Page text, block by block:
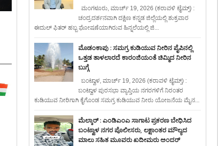
ಮಂಗಳೂರು, ಮಾರ್ಚ್ 19, 2026 (ಕರಾವಳಿ ಟೈಮ್ಸ್) :
ಚಂದ್ರದರ್ಶನವಾಗಿ ದಕ್ಷಿಣ ಕನ್ನಡ ಜಿಲ್ಲೆಯಲ್ಲಿ ಶುಕ್ರವಾರ
ಈದುಲ್ ಫಿತರ್ ಹಬ್ಬ ಘೋಷಣೆಯಾಗಿರುವ ಹಿನ್ನಲೆಯಲ್ಲಿ ಜಿ...
ಮೊಡಂಕಾಪು : ಸಮಗ್ರ ಕುಡಿಯುವ ನೀರಿನ ಪೈಪಿನಲ್ಲಿ
ಒತ್ತಡ ತಾಳಲಾರದೆ ಕಾರಂಜಿಯಂತೆ ಚಿಮ್ಮಿದ ನೀರಿನ
ಬುಗ್ಗೆ
ಬಂಟ್ವಾಳ, ಮಾರ್ಚ್ 19, 2026 (ಕರಾವಳಿ ಟೈಮ್ಸ್) :
ಬಂಟ್ವಾಳ ಪುರಸಭಾ ವ್ಯಾಪ್ತಿಯ ನಗರಗಳಿಗೆ ನಿರಂತರ
ಕುಡಿಯುವ ನೀರಿಗಾಗಿ ಕೈಗೊಂಡ ಸಮಗ್ರ ಕುಡಿಯುವ ನೀರು ಯೋಜನೆಯ ಮೈನ...
ಮೆಲ್ಕಾರ್ : ಎಂಡಿಎಂಎ ಸಾಗಾಟ ಪ್ರಕರಣ ಬೇಧಿಸಿದ
ಬಂಟ್ವಾಳ ನಗರ ಪೊಲೀಸರು, ಲಕ್ಷಾಂತರ ಮೌಲ್ಯದ
ಮಾಲು ಸಹಿತ ಮೂವರು ಖದೀಮರು ಅಂದರ್